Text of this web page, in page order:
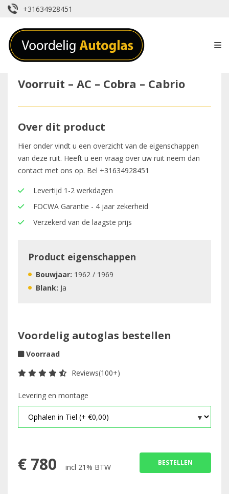
+31634928451
Voorruit – AC – Cobra – Cabrio
Over dit product
Hier onder vindt u een overzicht van de eigenschappen
van deze ruit. Heeft u een vraag over uw ruit neem dan
contact met ons op. Bel +31634928451
Levertijd 1-2 werkdagen
FOCWA Garantie - 4 jaar zekerheid
Verzekerd van de laagste prijs
Product eigenschappen
Bouwjaar: 1962 / 1969
Blank: Ja
Voordelig autoglas bestellen
Voorraad
Reviews(100+)
Levering en montage
€ 780 incl 21% BTW BESTELLEN